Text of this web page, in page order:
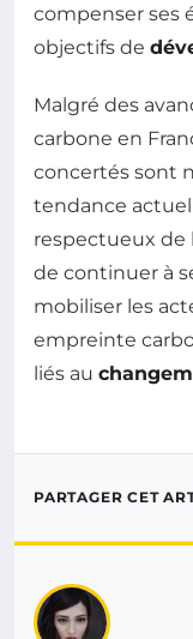
compenser ses
objectifs de
Malgré des
carbone en
concertés sont
tendance
respectueux de
de continuer à
mobiliser les
empreinte
liés au
PARTAGER CET